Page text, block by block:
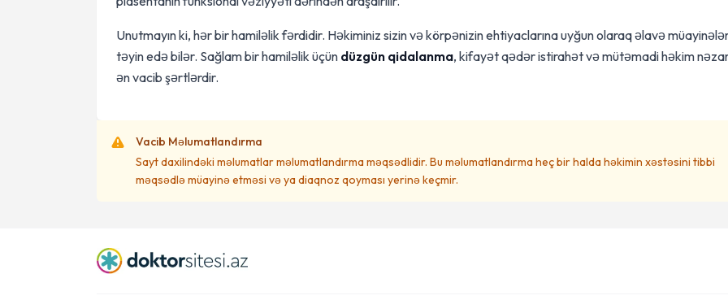
Unutmayın ki, hər bir hamiləlik fərdidir. Həkiminiz sizin və körpənizin ehtiyaclarına uyğun olaraq əlavə
təyin edə bilər. Sağlam bir hamiləlik üçün düzgün qidalanma, kifayət qədər istirahət və mütəmadi həkim
ən vacib şərtlərdir.
Vacib Məlumatlandırma
Sayt daxilindəki məlumatlar məlumatlandırma məqsədlidir. Bu məlumatlandırma heç bir halda həkimin xəstəsini tibbi
məqsədlə müayinə etməsi və ya diaqnoz qoyması yerinə keçmir.